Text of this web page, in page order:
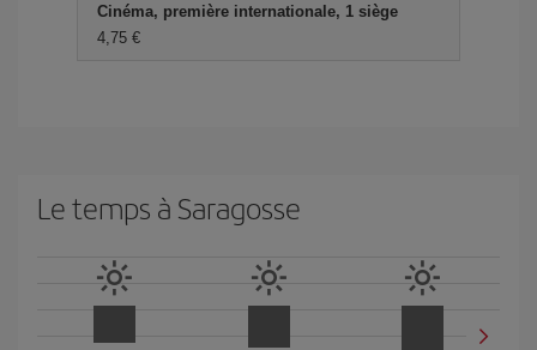
Cinéma, première internationale, 1 siège
4,75 €
Le temps à Saragosse